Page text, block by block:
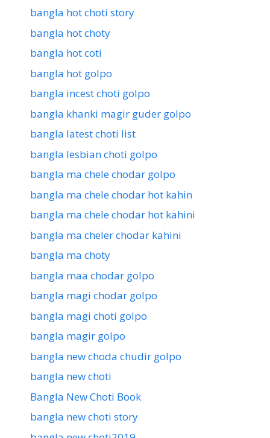
bangla hot choti story
bangla hot choty
bangla hot coti
bangla hot golpo
bangla incest choti golpo
bangla khanki magir guder golpo
bangla latest choti list
bangla lesbian choti golpo
bangla ma chele chodar golpo
bangla ma chele chodar hot kahin
bangla ma chele chodar hot kahini
bangla ma cheler chodar kahini
bangla ma choty
bangla maa chodar golpo
bangla magi chodar golpo
bangla magi choti golpo
bangla magir golpo
bangla new choda chudir golpo
bangla new choti
Bangla New Choti Book
bangla new choti story